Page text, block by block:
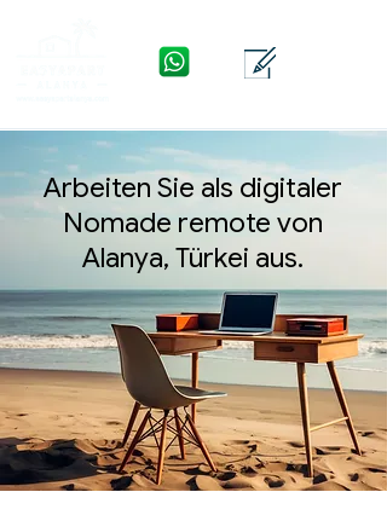
Arbeiten Sie als digitaler
Nomade remote von
Alanya, Türkei aus.